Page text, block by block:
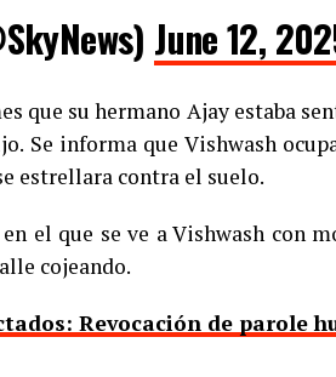
June 12,
que su hermano Ajay estaba
Se informa que Vishwash
estrellara contra el suelo.
el que se ve a Vishwash con
cojeando.
Revocación de parole